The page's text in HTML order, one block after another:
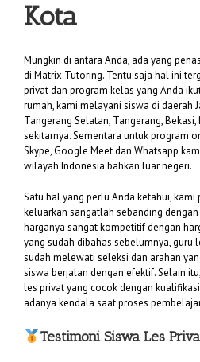
Kota
Mungkin di antara Anda, ada yang
di Matrix Tutoring. Tentu saja hal ini
privat dan program kelas yang Anda
rumah, kami melayani siswa di daerah
Tangerang Selatan, Tangerang, Bekasi,
sekitarnya. Sementara untuk program
Skype, Google Meet dan Whatsapp
wilayah Indonesia bahkan luar negeri.
Satu hal yang perlu Anda ketahui, kami
keluarkan sangatlah sebanding
harganya sangat kompetitif dengan
yang sudah dibahas sebelumnya, guru
sudah melewati seleksi dan arahan
siswa berjalan dengan efektif. Selain
les privat yang cocok dengan
adanya kendala saat proses
Testimoni Siswa Les